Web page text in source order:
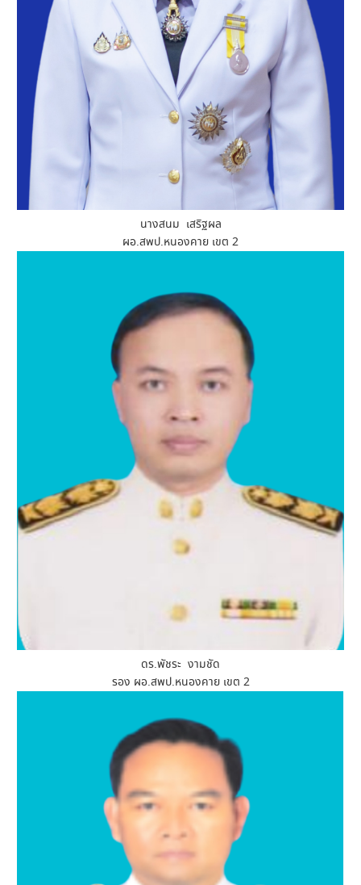
นางสนม เสริฐผล
ผอ.สพป.หนองคาย เขต 2
ดร.พัชระ งามชัด
รอง ผอ.สพป.หนองคาย เขต 2